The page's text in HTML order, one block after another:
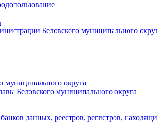
Беловского муниципального
муниципального округа
Беловского муниципального округа
данных, реестров, регистров,